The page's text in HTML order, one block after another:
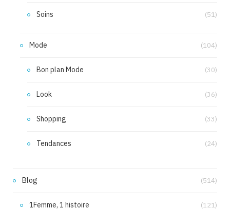
Soins (51)
Mode (104)
Bon plan Mode (30)
Look (36)
Shopping (33)
Tendances (24)
Blog (514)
1Femme, 1 histoire (121)